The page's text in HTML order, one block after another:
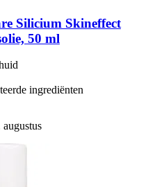
Silicium Skineffect
50 ml
ingrediënten